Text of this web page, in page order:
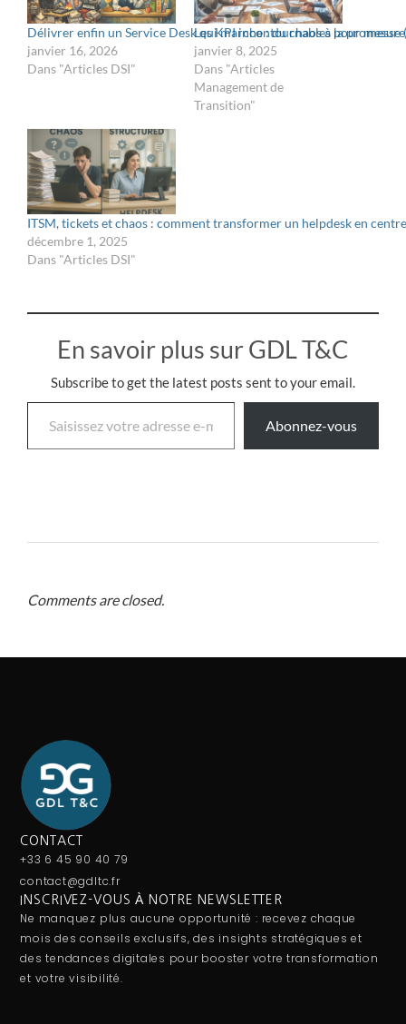
Délivrer enfin un Service Desk qui marche : du chaos à la promesse
janvier 16, 2026
Dans "Articles DSI"
Les KPI incontournables pour
janvier 8, 2025
Dans "Articles
Management de
Transition"
ITSM, tickets et chaos : comment transformer un helpdesk en
décembre 1, 2025
Dans "Articles DSI"
En savoir plus sur GDL T&C
Subscribe to get the latest posts sent to your email.
Abonnez-vous
Comments are closed.
CONTACT
+33 6 45 90 40 79
contact@gdltc.fr
INSCRIVEZ-VOUS À NOTRE NEWSLETTER
Ne manquez plus aucune opportunité : recevez chaque
mois des conseils exclusifs, des insights stratégiques et
des tendances digitales pour booster votre transformation
et votre visibilité.